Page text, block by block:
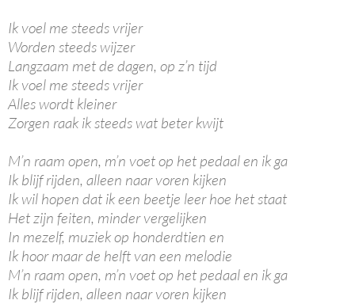
Ik voel me steeds vrijer
Worden steeds wijzer
Langzaam met de dagen, op z’n tijd
Ik voel me steeds vrijer
Alles wordt kleiner
Zorgen raak ik steeds wat beter kwijt
M’n raam open, m’n voet op het pedaal en ik ga
Ik blijf rijden, alleen naar voren kijken
Ik wil hopen dat ik een beetje leer hoe het staat
Het zijn feiten, minder vergelijken
In mezelf, muziek op honderdtien en
Ik hoor maar de helft van een melodie
M’n raam open, m’n voet op het pedaal en ik ga
Ik blijf rijden, alleen naar voren kijken